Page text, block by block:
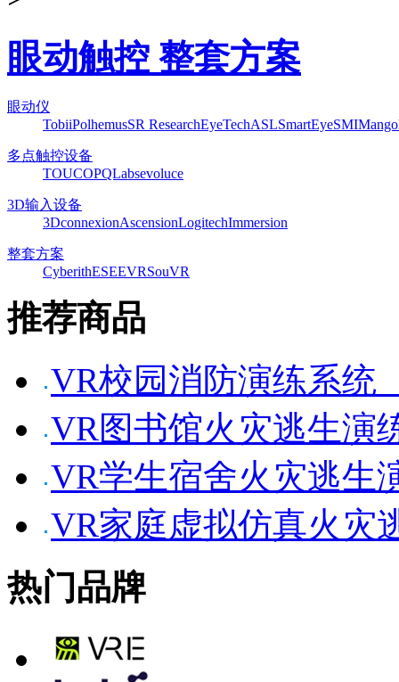
眼动触控 整套方案
眼动仪
TobiiPolhemusSR ResearchEyeTechASLSmartEyeSMI
多点触控设备
TOUCOPQLabsevoluce
3D输入设备
3DconnexionAscensionLogitechImmersion
整套方案
CyberithESEEVRSouVR
推荐商品
VR校园消防演练系统
VR图书馆火灾逃生演
VR学生宿舍火灾逃生
VR家庭虚拟仿真火灾
热门品牌